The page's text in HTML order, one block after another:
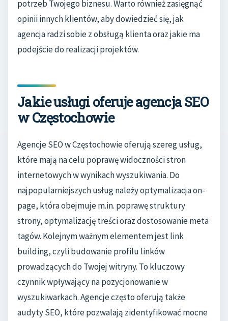
potrzeb Twojego biznesu. Warto również zasięgnąć
opinii innych klientów, aby dowiedzieć się, jak
agencja radzi sobie z obsługą klienta oraz jakie ma
podejście do realizacji projektów.
Jakie usługi oferuje agencja SEO
w Częstochowie
Agencje SEO w Częstochowie oferują szereg usług,
które mają na celu poprawę widoczności stron
internetowych w wynikach wyszukiwania. Do
najpopularniejszych usług należy optymalizacja on-
page, która obejmuje m.in. poprawę struktury
strony, optymalizację treści oraz dostosowanie meta
tagów. Kolejnym ważnym elementem jest link
building, czyli budowanie profilu linków
prowadzących do Twojej witryny. To kluczowy
czynnik wpływający na pozycjonowanie w
wyszukiwarkach. Agencje często oferują także
audyty SEO, które pozwalają zidentyfikować mocne